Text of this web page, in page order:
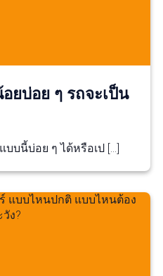
ยบ่อย ๆ รถจะเป็น
บนี้บ่อย ๆ ได้หรือเป […]